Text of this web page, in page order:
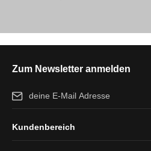
Zum Newsletter anmelden
E-Mail-Adresse*
und dieAGBgelesen und bin mit
Kundenbereich